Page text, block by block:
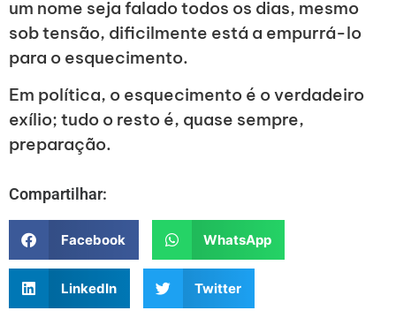
um nome seja falado todos os dias, mesmo
sob tensão, dificilmente está a empurrá-lo
para o esquecimento.
Em política, o esquecimento é o verdadeiro
exílio; tudo o resto é, quase sempre,
preparação.
Compartilhar:
Facebook WhatsApp
LinkedIn Twitter